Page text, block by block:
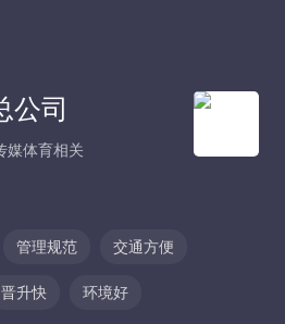
公司
媒体育相关
管理规范 交通方便
晋升快 环境好